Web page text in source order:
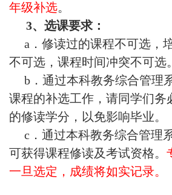
年级补选。
3、选课要求：
a．修读过的课程不可选，
不可选，课程时间冲突不可选。
b．通过本科教务综合管理
课程的补选工作，请同学们务
的修读学分，以免影响毕业。
c．通过本科教务综合管理
可获得课程修读及考试资格。
一旦选定，成绩将如实记录。